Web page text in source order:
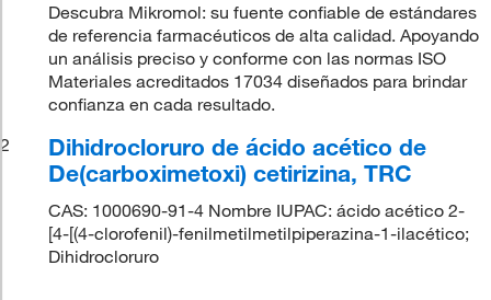
Descubra Mikromol: su fuente confiable de estándares
de referencia farmacéuticos de alta calidad. Apoyando
un análisis preciso y conforme con las normas ISO
Materiales acreditados 17034 diseñados para brindar
confianza en cada resultado.
2
Dihidrocloruro de ácido acético de
De(carboximetoxi) cetirizina, TRC
CAS: 1000690-91-4 Nombre IUPAC: ácido acético 2-
[4-[(4-clorofenil)-fenilmetilmetilpiperazina-1-ilacético;
Dihidrocloruro